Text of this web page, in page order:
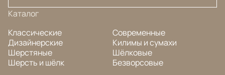
Каталог
Классические
Дизайнерские
Шерстяные
Шерсть и шёлк
Современные
Килимы и сумахи
Шёлковые
Безворсовые